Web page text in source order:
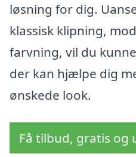
løsning for dig.
klassisk klipning,
farvning, vil du
der kan hjælpe dig
ønskede look.
Få tilbud, gratis og